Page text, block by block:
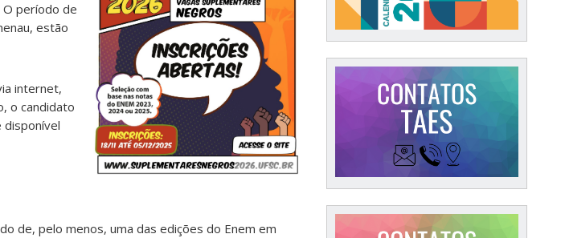
O período de
estão
internet,
o candidato
de, pelo menos, uma das edições do Enem em